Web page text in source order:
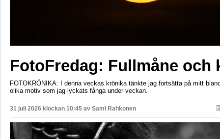
FotoFredag: Fullmåne och
FOTOKRÖNIKA: I denna veckas krönika tänkte jag fortsätta på mitt
olika motiv som jag lyckats fånga under veckan.
31 juli 2026 klockan 10:45 av Sami Rahkonen